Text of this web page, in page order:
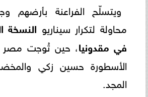
ويتسلّح الفراعنة بأرضهم
محاولة لتكرار سيناريو
في مقدونيا، حين تُوجت مصر
الأسطورة حسين زكي
المجد.